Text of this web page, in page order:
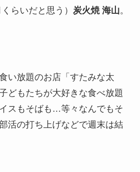
らいだと思う） 炭火焼 海山。
い放題のお店「すたみな太
どもたちが大好きな食べ放題
スもそばも…等々なんでもそ
活の打ち上げなどで週末は結